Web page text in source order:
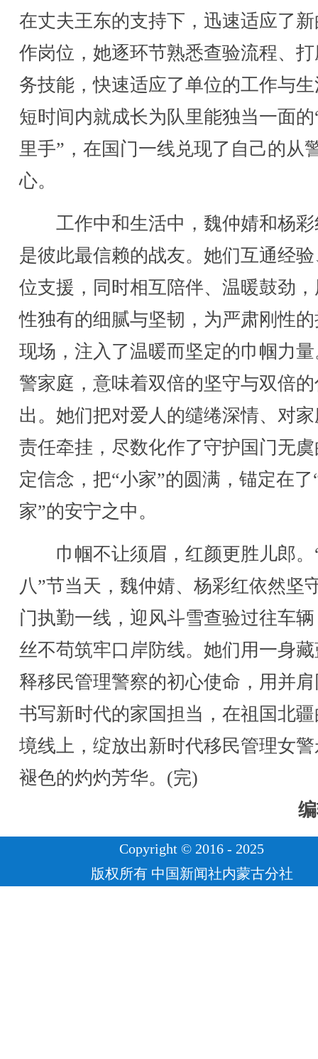
在丈夫王东的支持下，迅速适应了
作岗位，她逐环节熟悉查验流程、
务技能，快速适应了单位的工作与
短时间内就成长为队里能独当一面的
里手”，在国门一线兑现了自己的从
心。
工作中和生活中，魏仲婧和杨彩
是彼此最信赖的战友。她们互通经
位支援，同时相互陪伴、温暖鼓劲
性独有的细腻与坚韧，为严肃刚性
现场，注入了温暖而坚定的巾帼力
警家庭，意味着双倍的坚守与双倍
出。她们把对爱人的缱绻深情、对
责任牵挂，尽数化作了守护国门无
定信念，把“小家”的圆满，锚定在了
家”的安宁之中。
巾帼不让须眉，红颜更胜儿郎。
八”节当天，魏仲婧、杨彩红依然坚
门执勤一线，迎风斗雪查验过往车
丝不苟筑牢口岸防线。她们用一身
释移民管理警察的初心使命，用并
书写新时代的家国担当，在祖国北
境线上，绽放出新时代移民管理女
褪色的灼灼芳华。(完)
Copyright © 2016 - 2025
版权所有 中国新闻社内蒙古分社